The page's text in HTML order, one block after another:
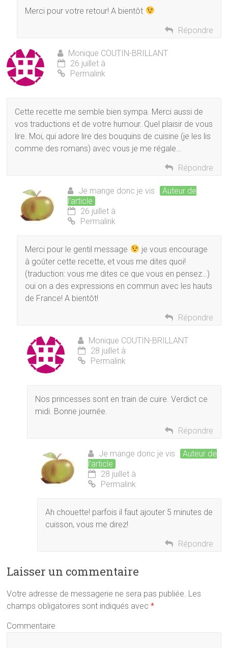
Merci pour votre retour! A bientôt
Répondre
Monique COUTIN-BRILLANT
26 juillet à
Permalink
Cette recette me semble bien sympa. Merci aussi de
vos traductions et de votre humour. Quel plaisir de vous
lire. Moi, qui adore lire des bouquins de cuisine (je les lis
comme des romans) avec vous je me régale…
Répondre
Je mange donc je vis
Auteur de
l’article
26 juillet à
Permalink
Merci pour le gentil message
je vous encourage
à goûter cette recette, et vous me dites quoi!
(traduction: vous me dites ce que vous en pensez…)
oui on a des expressions en commun avec les hauts
de France! A bientôt!
Répondre
Monique COUTIN-BRILLANT
28 juillet à
Permalink
Nos princesses sont en train de cuire. Verdict ce
midi. Bonne journée.
Répondre
Je mange donc je vis
Auteur de
l’article
28 juillet à
Permalink
Ah chouette! parfois il faut ajouter 5 minutes de
cuisson, vous me direz!
Répondre
Laisser un commentaire
Votre adresse de messagerie ne sera pas publiée. Les
champs obligatoires sont indiqués avec*
Commentaire